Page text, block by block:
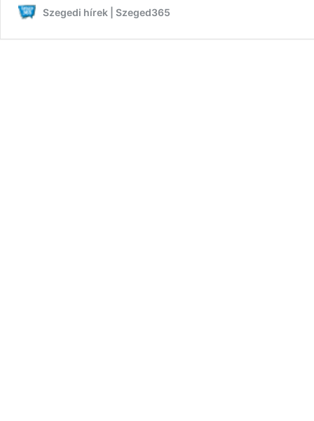
Szegedi hírek | Szeged365